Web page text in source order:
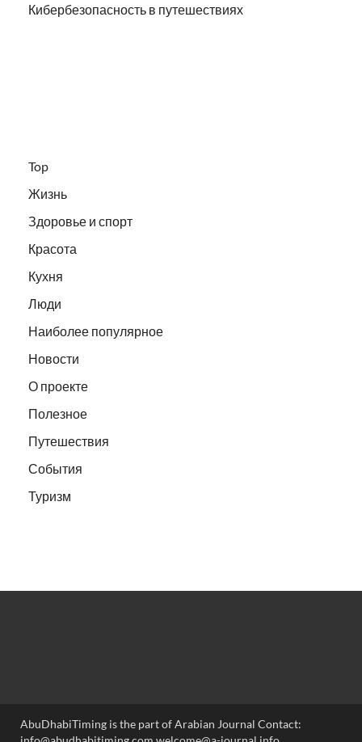
Кибербезопасность в путешествиях
Top
Жизнь
Здоровье и спорт
Красота
Кухня
Люди
Наиболее популярное
Новости
О проекте
Полезное
Путешествия
События
Туризм
AbuDhabiTiming is the part of Arabian Journal Contact: